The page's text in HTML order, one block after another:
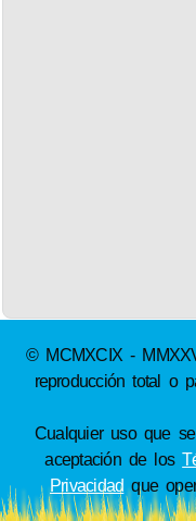
© MCMXCIX -
reproducción total o
Cualquier uso que
aceptación de los
Privacidad que